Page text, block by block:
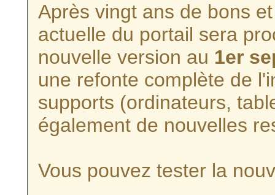
Après vingt ans de bons
actuelle du portail sera
nouvelle version au 1er
une refonte complète de
supports (ordinateurs,
également de nouvelles
Vous pouvez tester la